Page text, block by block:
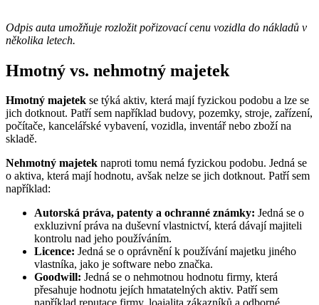
Odpis auta umožňuje rozložit pořizovací cenu vozidla do nákladů v
několika letech.
Hmotný vs. nehmotný majetek
Hmotný majetek se týká aktiv, která mají fyzickou podobu a lze se
jich dotknout. Patří sem například budovy, pozemky, stroje, zařízení,
počítače, kancelářské vybavení, vozidla, inventář nebo zboží na
skladě.
Nehmotný majetek naproti tomu nemá fyzickou podobu. Jedná se
o aktiva, která mají hodnotu, avšak nelze se jich dotknout. Patří sem
například:
Autorská práva, patenty a ochranné známky: Jedná se o
exkluzivní práva na duševní vlastnictví, která dávají majiteli
kontrolu nad jeho používáním.
Licence: Jedná se o oprávnění k používání majetku jiného
vlastníka, jako je software nebo značka.
Goodwill: Jedná se o nehmotnou hodnotu firmy, která
přesahuje hodnotu jejích hmatatelných aktiv. Patří sem